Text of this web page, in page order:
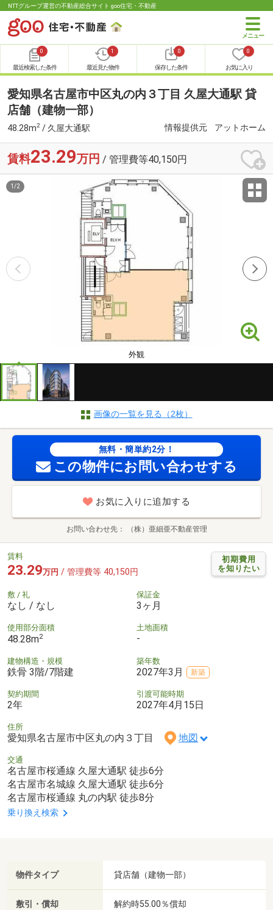
NTTグループ運営の不動産総合サイト goo住宅・不動産
0
最近検索した条件
1
最近見た物件
0
保存した条件
0
お気に入り
愛知県名古屋市中区丸の内３丁目 久屋大通駅 貸
店舗（建物一部）
48.28m2 / 久屋大通駅 情報提供元 アットホーム
賃料23.29万円 / 管理費等40,150円
外観
1 /2
画像の一覧を見る（2枚）
無料・簡単約2分！
この物件にお問い合わせする
お気に入りに追加する
お問い合わせ先 （株）亜細亜不動産管理
初期費用
を知りたい
賃料
23.29万円 / 管理費等 40,150円
敷 / 礼
なし / なし
保証金
3ヶ月
使用部分面積
48.28m2
土地面積
-
建物構造・規模
鉄骨 3階/7階建
築年数
2027年3月 新築
契約期間
2年
引渡可能時期
2027年4月15日
住所
愛知県名古屋市中区丸の内３丁目 地図
交通
名古屋市桜通線 久屋大通駅 徒歩6分
名古屋市名城線 久屋大通駅 徒歩6分
名古屋市桜通線 丸の内駅 徒歩8分
乗り換え検索
物件タイプ 貸店舗（建物一部）
敷引・償却 解約時55.00％償却